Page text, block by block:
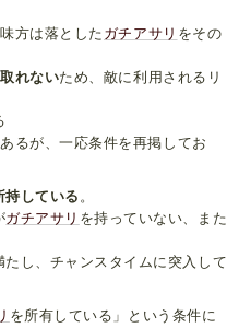
方は落とした ガチアサリ をその
れないため、敵に利用されるリ
るが、一応条件を再掲してお
持している 。
ガチアサリ を持っていない、また
し、チャンスタイムに突入して
を所有している」という条件に